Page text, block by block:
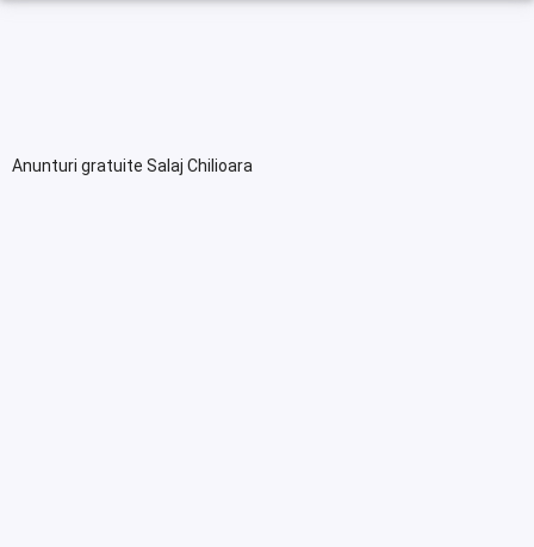
Anunturi gratuite Salaj Chilioara